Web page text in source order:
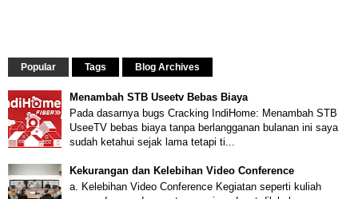
Popular Tags Blog Archives
Menambah STB Useetv Bebas Biaya
Pada dasarnya bugs Cracking IndiHome: Menambah STB
UseeTV bebas biaya tanpa berlangganan bulanan ini saya
sudah ketahui sejak lama tetapi ti...
Kekurangan dan Kelebihan Video Conference
a. Kelebihan Video Conference Kegiatan seperti kuliah